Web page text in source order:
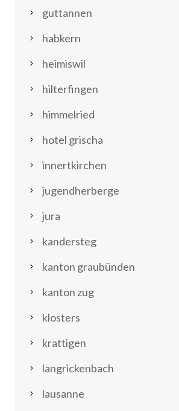
guttannen
habkern
heimiswil
hilterfingen
himmelried
hotel grischa
innertkirchen
jugendherberge
jura
kandersteg
kanton graubünden
kanton zug
klosters
krattigen
langrickenbach
lausanne